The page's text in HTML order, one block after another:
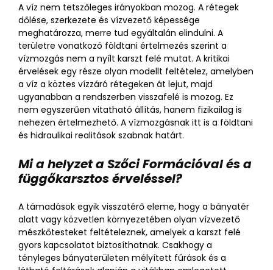
A víz nem tetszőleges irányokban mozog. A rétegek
dőlése, szerkezete és vízvezető képessége
meghatározza, merre tud egyáltalán elindulni. A
területre vonatkozó földtani értelmezés szerint a
vízmozgás nem a nyílt karszt felé mutat. A kritikai
érvelések egy része olyan modellt feltételez, amelyben
a víz a köztes vízzáró rétegeken át lejut, majd
ugyanabban a rendszerben visszafelé is mozog. Ez
nem egyszerűen vitatható állítás, hanem fizikailag is
nehezen értelmezhető. A vízmozgásnak itt is a földtani
és hidraulikai realitások szabnak határt.
Mi a helyzet a Szőci Formációval és a
függőkarsztos érveléssel?
A támadások egyik visszatérő eleme, hogy a bányatér
alatt vagy közvetlen környezetében olyan vízvezető
mészkőtesteket feltételeznek, amelyek a karszt felé
gyors kapcsolatot biztosíthatnak. Csakhogy a
tényleges bányaterületen mélyített fúrások és a